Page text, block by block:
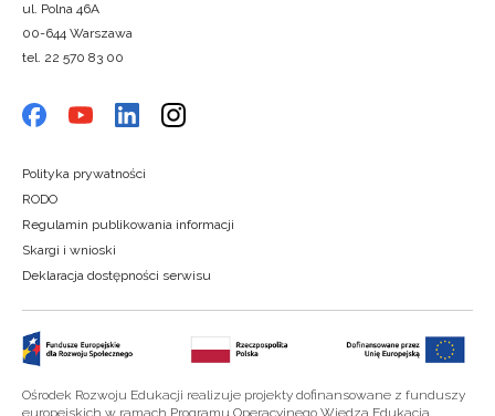
ul. Polna 46A
00-644 Warszawa
tel. 22 570 83 00
Polityka prywatności
RODO
Regulamin publikowania informacji
Skargi i wnioski
Deklaracja dostępności serwisu
Ośrodek Rozwoju Edukacji realizuje projekty dofinansowane z funduszy
europejskich w ramach Programu Operacyjnego Wiedza Edukacja